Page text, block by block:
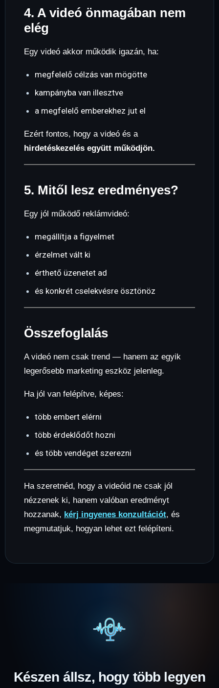
4. A videó önmagában nem
elég
Egy videó akkor működik igazán, ha:
megfelelő célzás van mögötte
kampányba van illesztve
a megfelelő emberekhez jut el
Ezért fontos, hogy a videó és a
hirdetéskezelés együtt működjön.
5. Mitől lesz eredményes?
Egy jól működő reklámvideó:
megállítja a figyelmet
érzelmet vált ki
érthető üzenetet ad
és konkrét cselekvésre ösztönöz
Összefoglalás
A videó nem csak trend — hanem az egyik
legerősebb marketing eszköz jelenleg.
Ha jól van felépítve, képes:
több embert elérni
több érdeklődőt hozni
és több vendéget szerezni
Ha szeretnéd, hogy a videóid ne csak jól
nézzenek ki, hanem valóban eredményt
hozzanak, kérj ingyenes konzultációt, és
megmutatjuk, hogyan lehet ezt felépíteni.
Készen állsz, hogy több legyen